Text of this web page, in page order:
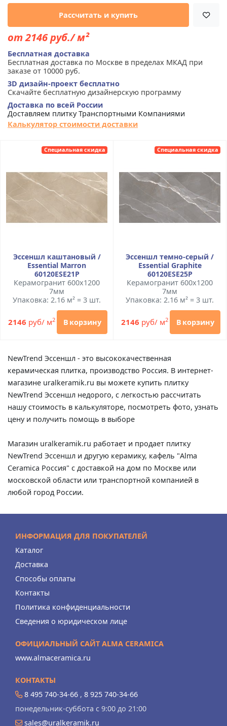
Рассчитать и купить
от 2146 руб./ м²
Бесплатная доставка
Бесплатная доставка по Москве в пределах МКАД при
заказе от 10000 руб.
3D дизайн-проект бесплатно
Скачайте бесплатную дизайнерскую программу
Доставка по всей России
Доставляем плитку Транспортными Компаниями
Калькулятор стоимости доставки
Специальная скидка
Эссеншл каштановый /
Essential Marron
60120ESE21P
Керамогранит 600x1200
7мм
Упаковка: 2.16 м² = 3 шт.
2146 руб/ м2 В корзину
Специальная скидка
Эссеншл темно-серый /
Essential Graphite
60120ESE25P
Керамогранит 600x1200
7мм
Упаковка: 2.16 м² = 3 шт.
2146 руб/ м2 В корзину
NewTrend Эссеншл - это высококачественная
керамическая плитка, производство Россия. В интернет-
магазине uralkeramik.ru вы можете купить плитку
NewTrend Эссеншл недорого, с легкостью рассчитать
нашу стоимость в калькуляторе, посмотреть фото, узнать
цену и получить помощь в выборе
Магазин uralkeramik.ru работает и продает плитку
NewTrend Эссеншл и другую керамику, кафель "Alma
Ceramica Россия" с доставкой на дом по Москве или
московской области или транспортной компанией в
любой город России.
ИНФОРМАЦИЯ ДЛЯ ПОКУПАТЕЛЕЙ
Каталог
Доставка
Способы оплаты
Контакты
Политика конфиденциальности
Сведения о юридическом лице
ОФИЦИАЛЬНЫЙ САЙТ ALMA CERAMICA
www.almaceramica.ru
КОНТАКТЫ
8 495 740-34-66 , 8 925 740-34-66
понедельник-суббота с 9:00 до 21:00
sales@uralkeramik.ru